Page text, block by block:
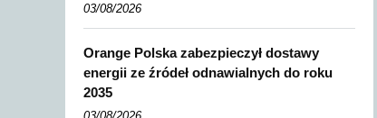
03/08/2026
Orange Polska zabezpieczył dostawy
energii ze źródeł odnawialnych do roku
2035